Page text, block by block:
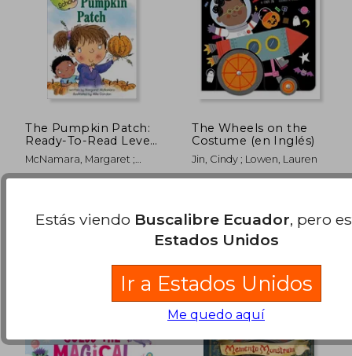
dcto. $ 19.58 dcto. $
The Pumpkin Patch:
Ready-To-Read Level
1 (en Inglés)
McNamara, Margaret ;
Gordon, Mike
The Wheels on the
Costume (en Inglés)
Jin, Cindy ; Lowen, Lauren
Estás viendo Buscalibre Ecuador, pero
Estados Unidos
Ir a Estados Unidos
Me quedo aquí